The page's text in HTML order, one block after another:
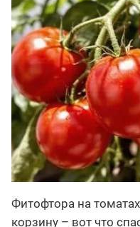
Фитофтора на
корзину – вот что